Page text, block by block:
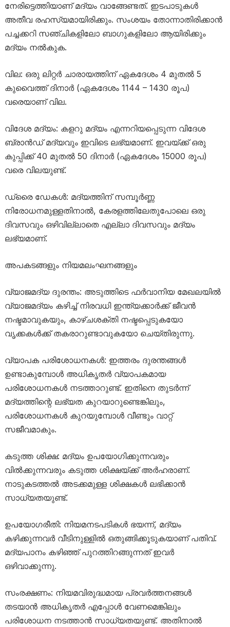
നേരിട്ടെത്തിയാണ് മദ്യം വാങ്ങേണ്ടത്. ഇടപാടുകൾ
അതീവ രഹസ്യമായിരിക്കും. സംശയം തോന്നാതിരിക്കാൻ
പച്ചക്കറി സഞ്ചികളിലോ ബാഗുകളിലോ ആയിരിക്കും
മദ്യം നൽകുക.
വില: ഒരു ലിറ്റർ ചാരായത്തിന് ഏകദേശം 4 മുതൽ 5
കുവൈത്ത് ദിനാർ (ഏകദേശം 1144 – 1430 രൂപ)
വരെയാണ് വില.
വിദേശ മദ്യം: കളറു മദ്യം എന്നറിയപ്പെടുന്ന വിദേശ
ബ്രാൻഡ് മദ്യവും ഇവിടെ ലഭ്യമാണ്. ഇവയ്ക്ക് ഒരു
കുപ്പിക്ക് 40 മുതൽ 50 ദിനാർ (ഏകദേശം 15000 രൂപ)
വരെ വിലയുണ്ട്.
ഡ്രൈ ഡേകൾ: മദ്യത്തിന് സമ്പൂർണ്ണ
നിരോധനമുള്ളതിനാൽ, കേരളത്തിലേതുപോലെ ഒരു
ദിവസവും ഒഴിവില്ലാതെ എല്ലാ ദിവസവും മദ്യം
ലഭ്യമാണ്.
അപകടങ്ങളും നിയമലംഘനങ്ങളും
വ്യാജമദ്യ ദുരന്തം: അടുത്തിടെ ഫർവാനിയ മേഖലയിൽ
വ്യാജമദ്യം കഴിച്ച് നിരവധി ഇന്ത്യക്കാർക്ക് ജീവൻ
നഷ്ടമാവുകയും, കാഴ്ചശക്തി നഷ്ടപ്പെടുകയോ
വൃക്കകൾക്ക് തകരാറുണ്ടാവുകയോ ചെയ്തിരുന്നു.
വ്യാപക പരിശോധനകൾ: ഇത്തരം ദുരന്തങ്ങൾ
ഉണ്ടാകുമ്പോൾ അധികൃതർ വ്യാപകമായ
പരിശോധനകൾ നടത്താറുണ്ട്. ഇതിനെ തുടർന്ന്
മദ്യത്തിന്റെ ലഭ്യത കുറയാറുണ്ടെങ്കിലും,
പരിശോധനകൾ കുറയുമ്പോൾ വീണ്ടും വാറ്റ്
സജീവമാകും.
കടുത്ത ശിക്ഷ: മദ്യം ഉപയോഗിക്കുന്നവരും
വിൽക്കുന്നവരും കടുത്ത ശിക്ഷയ്ക്ക് അർഹരാണ്.
നാടുകടത്തൽ അടക്കമുള്ള ശിക്ഷകൾ ലഭിക്കാൻ
സാധ്യതയുണ്ട്.
ഉപയോഗരീതി: നിയമനടപടികൾ ഭയന്ന്, മദ്യം
കഴിക്കുന്നവർ വീടിനുള്ളിൽ ഒതുങ്ങിക്കൂടുകയാണ് പതിവ്.
മദ്യപാനം കഴിഞ്ഞ് പുറത്തിറങ്ങുന്നത് ഇവർ
ഒഴിവാക്കുന്നു.
സംരക്ഷണം: നിയമവിരുദ്ധമായ പ്രവർത്തനങ്ങൾ
തടയാൻ അധികൃതർ എപ്പോൾ വേണമെങ്കിലും
പരിശോധന നടത്താൻ സാധ്യതയുണ്ട്. അതിനാൽ